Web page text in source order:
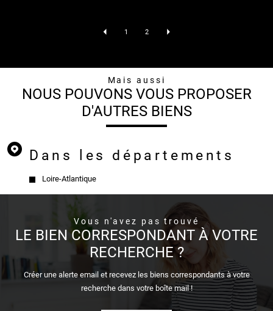
1 2
mais aussi
NOUS POUVONS VOUS PROPOSER
D'AUTRES BIENS
Dans les départements
Loire-Atlantique
vous n'avez pas trouvé
LE BIEN CORRESPONDANT À VOTRE
RECHERCHE ?
Créer une alerte email et recevez les biens correspondants à votre
recherche dans votre boîte mail !